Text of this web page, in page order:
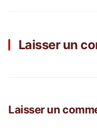
Laisser un
Laisser un